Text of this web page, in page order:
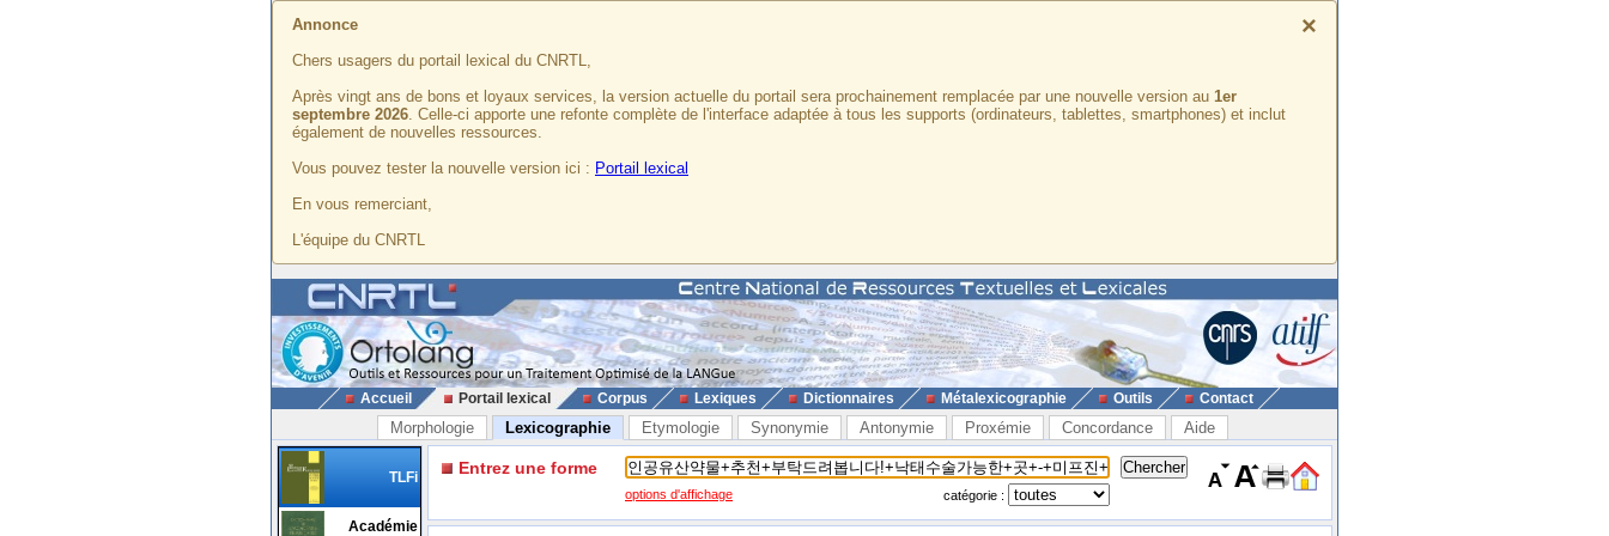
×
Annonce
Chers usagers du portail lexical du CNRTL,
Après vingt ans de bons et loyaux services, la version actuelle du portail sera prochainement remplacée par une nouvelle version au 1er
septembre 2026. Celle-ci apporte une refonte complète de l'interface adaptée à tous les supports (ordinateurs, tablettes, smartphones) et inclut
également de nouvelles ressources.
Vous pouvez tester la nouvelle version ici : Portail lexical
En vous remerciant,
L'équipe du CNRTL
Accueil Portail lexical Corpus Lexiques Dictionnaires Métalexicographie Outils Contact
Morphologie Lexicographie Etymologie Synonymie Antonymie Proxémie Concordance Aide
TLFi
Académie
Entrez une forme
options d'affichage catégorie :